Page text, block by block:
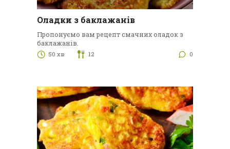
Оладки з баклажанів
Пропонуємо вам рецепт смачних оладок з
баклажанів.
50 хв 12 0